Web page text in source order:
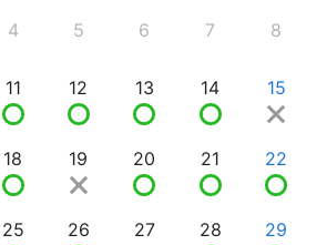
4 5 6 7 8
11 12 13 14 15
18 19 20 21 22
25 26 27 28 29